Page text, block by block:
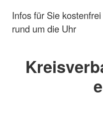
Infos für Sie kostenfrei
rund um die Uhr